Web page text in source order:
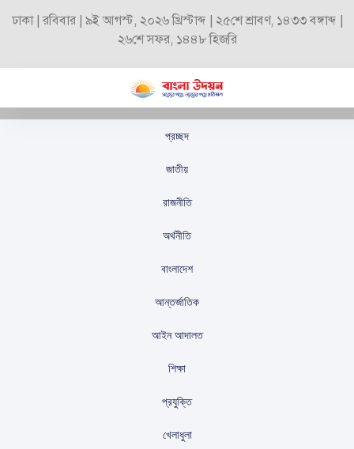
ঢাকা | রবিবার | ৯ই আগস্ট, ২০২৬ খ্রিস্টাব্দ | ২৫শে শ্রাবণ, ১৪৩৩ বঙ্গাব্দ |
২৬শে সফর, ১৪৪৮ হিজরি
প্রচ্ছদ
জাতীয়
রাজনীতি
অর্থনীতি
বাংলাদেশ
আন্তর্জাতিক
আইন আদালত
শিক্ষা
প্রযুক্তি
খেলাধুলা
মুশফিকের শততম টেস্টের
লক্ষ্য আয়ারল্যান্ডের বিপক্ষে
বাংলাদেশ সফরে
প্রকাশিতঃসেপ্টেম্বর ১৯, ২০২৫